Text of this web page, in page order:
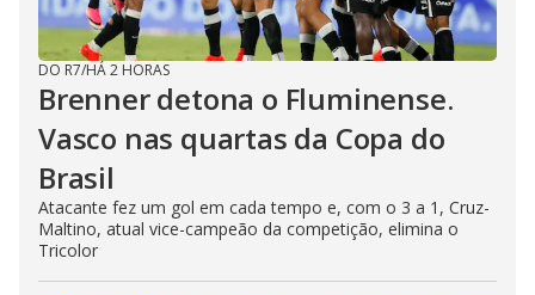
DO R7/HÁ 2 HORAS
Brenner detona o Fluminense.
Vasco nas quartas da Copa do
Brasil
Atacante fez um gol em cada tempo e, com o 3 a 1, Cruz-
Maltino, atual vice-campeão da competição, elimina o
Tricolor